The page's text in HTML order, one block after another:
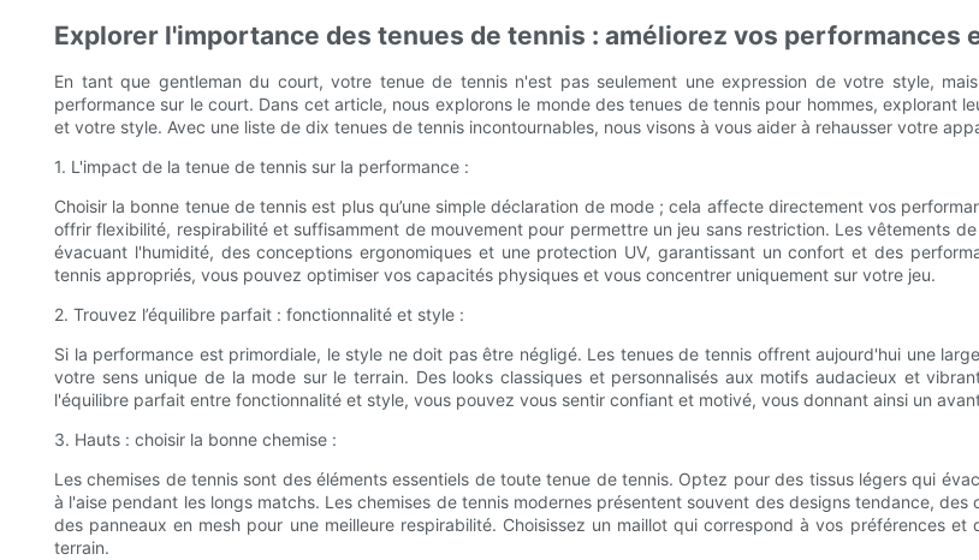
Explorer l'importance des tenues de tennis : améliorez vos performances
En tant que gentleman du court, votre tenue de tennis n'est pas seulement une expression de votre style,
performance sur le court. Dans cet article, nous explorons le monde des tenues de tennis pour hommes, explorant
et votre style. Avec une liste de dix tenues de tennis incontournables, nous visons à vous aider à rehausser votre
1. L'impact de la tenue de tennis sur la performance :
Choisir la bonne tenue de tennis est plus qu’une simple déclaration de mode ; cela affecte directement vos
offrir flexibilité, respirabilité et suffisamment de mouvement pour permettre un jeu sans restriction. Les vêtements
évacuant l'humidité, des conceptions ergonomiques et une protection UV, garantissant un confort et des
tennis appropriés, vous pouvez optimiser vos capacités physiques et vous concentrer uniquement sur votre jeu.
2. Trouvez l’équilibre parfait : fonctionnalité et style :
Si la performance est primordiale, le style ne doit pas être négligé. Les tenues de tennis offrent aujourd'hui une
votre sens unique de la mode sur le terrain. Des looks classiques et personnalisés aux motifs audacieux et
l'équilibre parfait entre fonctionnalité et style, vous pouvez vous sentir confiant et motivé, vous donnant ainsi un
3. Hauts : choisir la bonne chemise :
Les chemises de tennis sont des éléments essentiels de toute tenue de tennis. Optez pour des tissus légers qui
à l'aise pendant les longs matchs. Les chemises de tennis modernes présentent souvent des designs tendance,
des panneaux en mesh pour une meilleure respirabilité. Choisissez un maillot qui correspond à vos préférences
terrain.